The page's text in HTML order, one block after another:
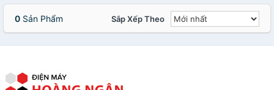
0 Sản Phẩm Sắp Xếp Theo